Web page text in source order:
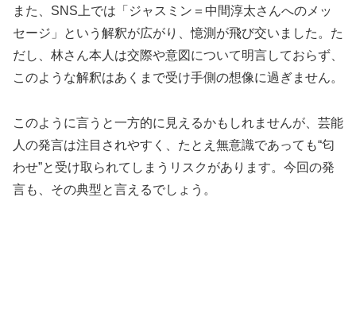
また、SNS上では「ジャスミン＝中間淳太さんへのメッ
セージ」という解釈が広がり、憶測が飛び交いました。た
だし、林さん本人は交際や意図について明言しておらず、
このような解釈はあくまで受け手側の想像に過ぎません。
このように言うと一方的に見えるかもしれませんが、芸能
人の発言は注目されやすく、たとえ無意識であっても“匂
わせ”と受け取られてしまうリスクがあります。今回の発
言も、その典型と言えるでしょう。